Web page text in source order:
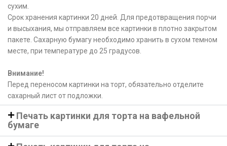
сухим.
Срок хранения картинки 20 дней. Для предотвращения порчи
и высыхания, мы отправляем все картинки в плотно закрытом
пакете. Сахарную бумагу необходимо хранить в сухом темном
месте, при температуре до 25 градусов.
Внимание!
Перед переносом картинки на торт, обязательно отделите
сахарный лист от подложки.
Печать картинки для торта на вафельной
бумаге